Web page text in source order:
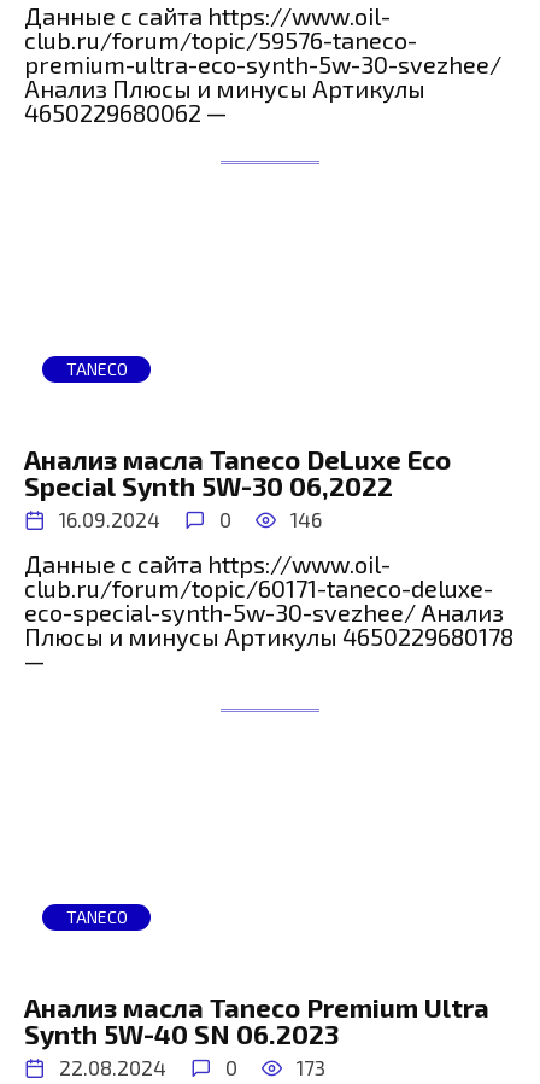
Данные с сайта https://www.oil-
club.ru/forum/topic/59576-taneco-
premium-ultra-eco-synth-5w-30-svezhee/
Анализ Плюсы и минусы Артикулы
4650229680062 —
TANECO
Анализ масла Taneco DeLuxe Eco
Special Synth 5W-30 06,2022
16.09.2024 0 146
Данные с сайта https://www.oil-
club.ru/forum/topic/60171-taneco-deluxe-
eco-special-synth-5w-30-svezhee/ Анализ
Плюсы и минусы Артикулы 4650229680178
—
TANECO
Анализ масла Taneco Premium Ultra
Synth 5W-40 SN 06.2023
22.08.2024 0 173